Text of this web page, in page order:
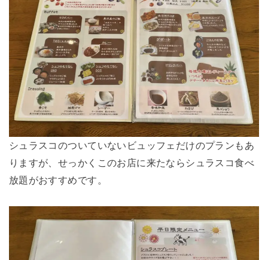
シュラスコのついていないビュッフェだけのプランもあ
りますが、 せっかくこのお店に来たならシュラスコ食べ
放題がおすすめです。